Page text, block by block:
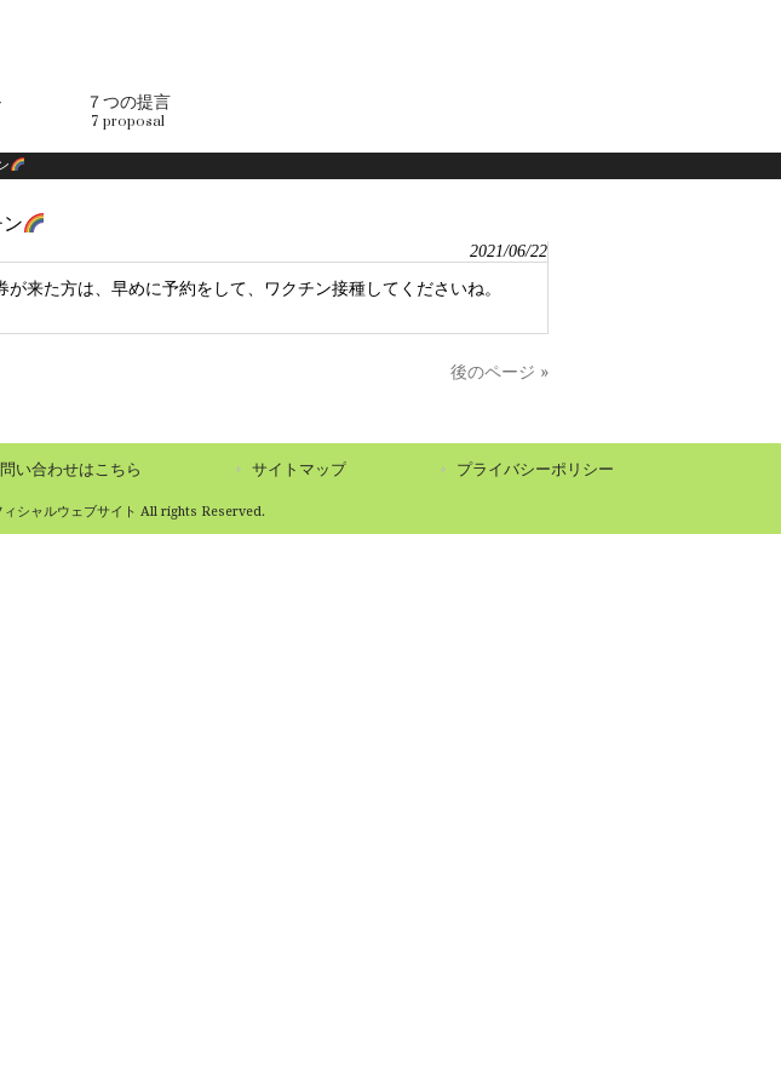
７つの提言
7 proposal
2021/06/22
来た方は、早めに予約をして、ワクチン接種してくださいね。
後のページ »
い合わせはこちら サイトマップ プライバシーポリシー
シャルウェブサイト All rights Reserved.